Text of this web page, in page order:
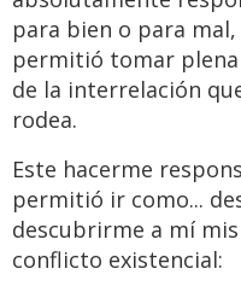
para bien o para
permitió tomar
de la interrelación
rodea.
Este hacerme
permitió ir como...
descubrirme a mí
conflicto existencial: